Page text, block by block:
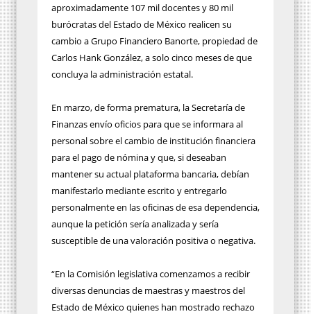
aproximadamente 107 mil docentes y 80 mil
burócratas del Estado de México realicen su
cambio a Grupo Financiero Banorte, propiedad de
Carlos Hank González, a solo cinco meses de que
concluya la administración estatal.
En marzo, de forma prematura, la Secretaría de
Finanzas envío oficios para que se informara al
personal sobre el cambio de institución financiera
para el pago de nómina y que, si deseaban
mantener su actual plataforma bancaria, debían
manifestarlo mediante escrito y entregarlo
personalmente en las oficinas de esa dependencia,
aunque la petición sería analizada y sería
susceptible de una valoración positiva o negativa.
“En la Comisión legislativa comenzamos a recibir
diversas denuncias de maestras y maestros del
Estado de México quienes han mostrado rechazo